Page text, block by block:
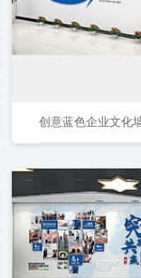
创意蓝色企业文化